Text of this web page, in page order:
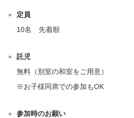
定員
10名 先着順
託児
無料（別室の和室をご用意）
※お子様同席での参加もOK
参加時のお願い